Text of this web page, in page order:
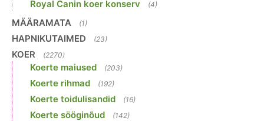
Royal Canin koer konserv (4)
MÄÄRAMATA (1)
HAPNIKUTAIMED (23)
KOER (2270)
Koerte maiused (203)
Koerte rihmad (192)
Koerte toidulisandid (16)
Koerte sööginõud (142)